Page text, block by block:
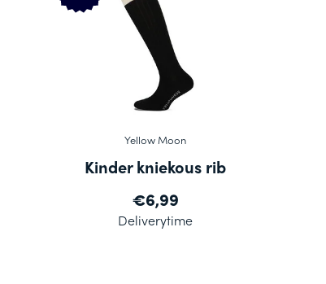
Yellow Moon
Kinder kniekous rib
€6,99
Deliverytime